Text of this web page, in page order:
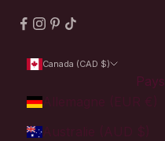
Canada (CAD $)
Pays
Allemagne (EUR €)
Australie (AUD $)